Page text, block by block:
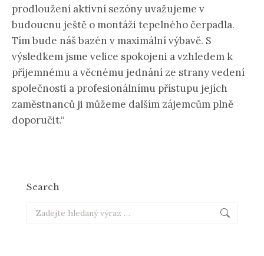
prodloužení aktivní sezóny uvažujeme v
budoucnu ještě o montáži tepelného čerpadla.
Tím bude náš bazén v maximální výbavě. S
výsledkem jsme velice spokojeni a vzhledem k
příjemnému a věcnému jednání ze strany vedení
společnosti a profesionálnímu přístupu jejích
zaměstnanců ji můžeme dalším zájemcům plně
doporučit.“
Search
Search: